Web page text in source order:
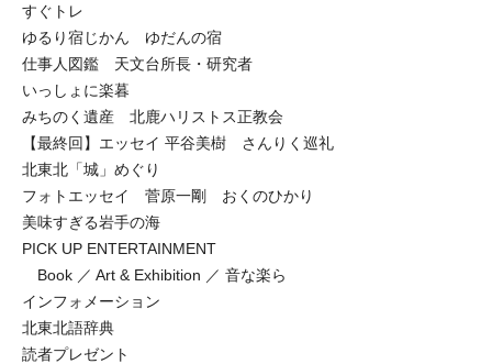
すぐトレ
ゆるり宿じかん ゆだんの宿
仕事人図鑑 天文台所長・研究者
いっしょに楽暮
みちのく遺産 北鹿ハリストス正教会
【最終回】エッセイ 平谷美樹 さんりく巡礼
北東北「城」めぐり
フォトエッセイ 菅原一剛 おくのひかり
美味すぎる岩手の海
PICK UP ENTERTAINMENT
Book ／ Art & Exhibition ／ 音な楽ら
インフォメーション
北東北語辞典
読者プレゼント